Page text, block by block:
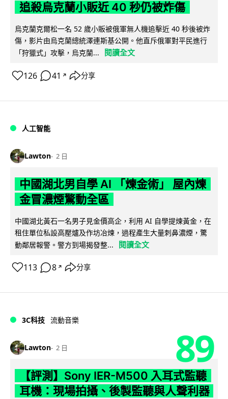
追殺烏克蘭小販近 40 秒仍被炸傷
烏克蘭克爾松一名 52 歲小販被俄軍無人機追擊近 40 秒後被炸
傷，影片由烏克蘭總統澤連斯基公開。他直斥俄軍對平民進行
「狩獵式」攻擊，烏克蘭...
閱讀全文
126 41 ↗ 分享
人工智能
Lawton 2 日
中國湖北男自學 AI 「煉金術」 屋內煉
金冒濃煙驚動全區
中國湖北黃石一名男子見金價高企，利用 AI 自學提煉黃金，在
租住單位私設高壓爐及作坊冶煉，過程產生大量刺鼻濃煙，驚
動鄰居報警。警方到場揭發整...
閱讀全文
113 8 ↗ 分享
3C科技 流動音樂
Lawton 2 日 89
【評測】Sony IER-M500 入耳式監聽
耳機：現場拍攝、後製監聽與人聲利器